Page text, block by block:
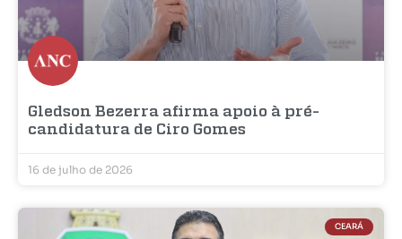
Gledson Bezerra afirma apoio à pré-
candidatura de Ciro Gomes
16 de julho de 2026
CEARÁ